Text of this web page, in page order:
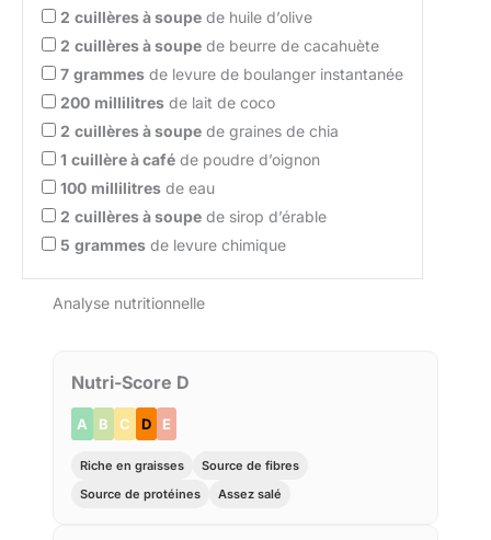
2 cuillères à soupe de huile d’olive
2 cuillères à soupe de beurre de cacahuète
7 grammes de levure de boulanger instantanée
200 millilitres de lait de coco
2 cuillères à soupe de graines de chia
1 cuillère à café de poudre d’oignon
100 millilitres de eau
2 cuillères à soupe de sirop d’érable
5 grammes de levure chimique
Analyse nutritionnelle
Nutri-Score D
A B C D E
Riche en graisses
Source de fibres
Source de protéines
Assez salé